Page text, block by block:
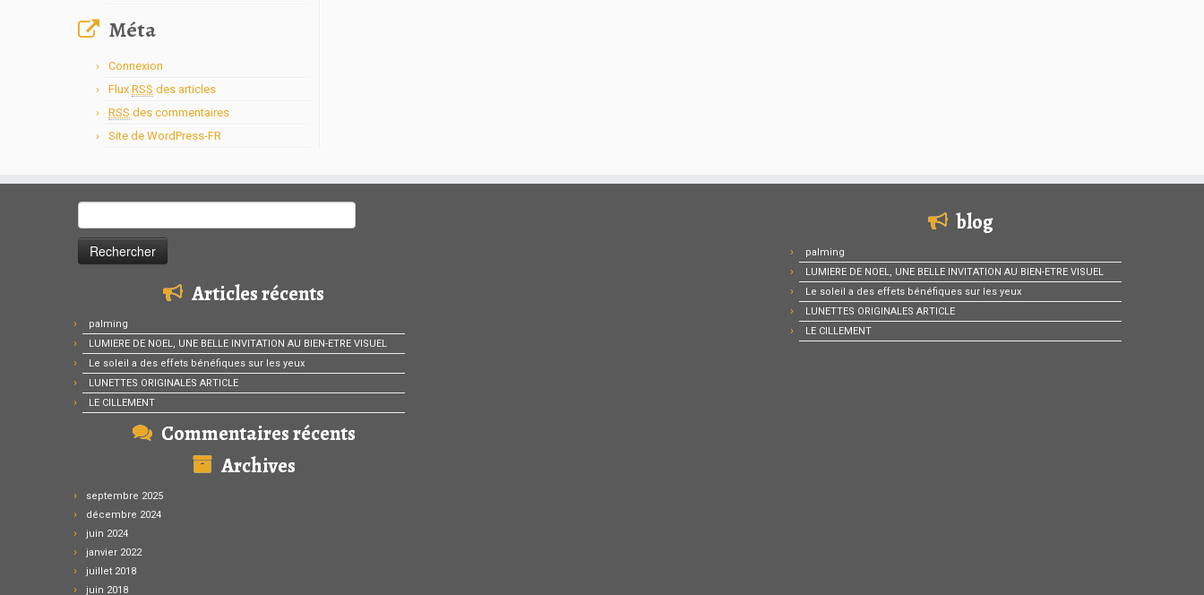
Méta
Connexion
Flux RSS des articles
RSS des commentaires
Site de WordPress-FR
Articles récents
palming
LUMIERE DE NOEL, UNE BELLE INVITATION AU BIEN-ETRE VISUEL
Le soleil a des effets bénéfiques sur les yeux
LUNETTES ORIGINALES ARTICLE
LE CILLEMENT
Commentaires récents
Archives
septembre 2025
décembre 2024
juin 2024
janvier 2022
juillet 2018
juin 2018
blog
palming
LUMIERE DE NOEL, UNE BELLE INVITATION AU BIEN-ETRE VISUEL
Le soleil a des effets bénéfiques sur les yeux
LUNETTES ORIGINALES ARTICLE
LE CILLEMENT